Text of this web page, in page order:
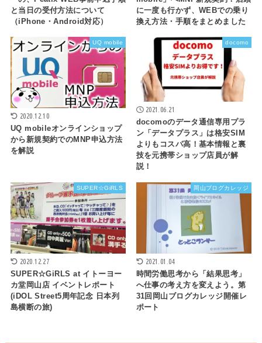
と当日の受付方法について
（iPhone・Android対応）
に一度も行かず、WEBでの乗り
換え方法・手順をまとめました
UQ mobile
2020.12.10
UQ mobileオンラインショップ
から新規契約でのMNP申込方法
を解説
docomo
2021.06.21
docomoのデータ通信専用プラ
ン「データプラス」は格安SIM
よりもコスパ高！基本情報と裏
技を元携帯ショップ店員が解
説！
SUPER☆GiRLS
2020.12.27
SUPER☆GiRLS at イトーヨー
カ堂岡山店 イベントレポート
(iDOL Street5周年記念 日本列
島横断の旅)
岡山ブログカレッジ
2021.01.04
時間労働思考から「結果思考」
へ仕事の考え方を変えよう。第
31回岡山ブログカレッジ開催レ
ポート